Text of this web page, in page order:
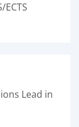
ECTS
Lead in